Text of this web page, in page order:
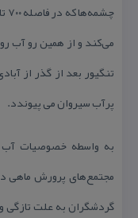
می‌كند و از همین رو آب
پرآب سیروان می پیوندد.
به واسطه خصوصیات آب
مجتمع‌های پرورش ماهی
گردشگران به علت تازگی